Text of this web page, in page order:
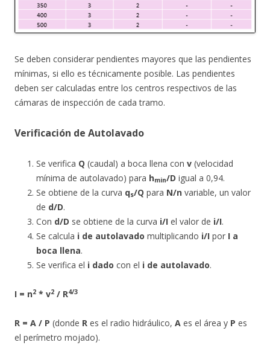
Se deben considerar pendientes mayores que las pendientes
mínimas, si ello es técnicamente posible. Las pendientes
deben ser calculadas entre los centros respectivos de las
cámaras de inspección de cada tramo.
Verificación de Autolavado
Se verifica Q (caudal) a boca llena con v (velocidad
mínima de autolavado) para hmin/D igual a 0,94.
Se obtiene de la curva qs/Q para N/n variable, un valor
de d/D.
Con d/D se obtiene de la curva i/I el valor de i/I.
Se calcula i de autolavado multiplicando i/I por I a
boca llena.
Se verifica el i dado con el i de autolavado.
I = n2 * v2 / R4/3
R = A / P (donde R es el radio hidráulico, A es el área y P es
el perímetro mojado).